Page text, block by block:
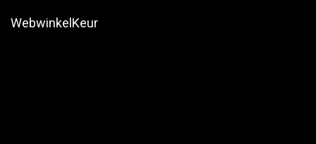
WebwinkelKeur